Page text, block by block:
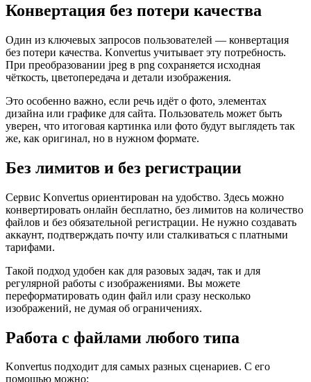
Конвертация без потери качества
Один из ключевых запросов пользователей — конвертация
без потери качества. Konvertus учитывает эту потребность.
При преобразовании jpeg в png сохраняется исходная
чёткость, цветопередача и детали изображения.
Это особенно важно, если речь идёт о фото, элементах
дизайна или графике для сайта. Пользователь может быть
уверен, что итоговая картинка или фото будут выглядеть так
же, как оригинал, но в нужном формате.
Без лимитов и без регистрации
Сервис Konvertus ориентирован на удобство. Здесь можно
конвертировать онлайн бесплатно, без лимитов на количество
файлов и без обязательной регистрации. Не нужно создавать
аккаунт, подтверждать почту или сталкиваться с платными
тарифами.
Такой подход удобен как для разовых задач, так и для
регулярной работы с изображениями. Вы можете
переформатировать один файл или сразу несколько
изображений, не думая об ограничениях.
Работа с файлами любого типа
Konvertus подходит для самых разных сценариев. С его
помощью можно: